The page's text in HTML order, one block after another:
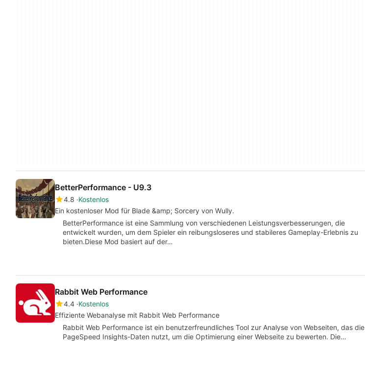
BetterPerformance - U9.3
4.8 Kostenlos
Ein kostenloser Mod für Blade &amp; Sorcery von Wully.
BetterPerformance ist eine Sammlung von verschiedenen Leistungsverbesserungen, die
entwickelt wurden, um dem Spieler ein reibungsloseres und stabileres Gameplay-Erlebnis zu
bieten.Diese Mod basiert auf der…
Rabbit Web Performance
4.4 Kostenlos
Effiziente Webanalyse mit Rabbit Web Performance
Rabbit Web Performance ist ein benutzerfreundliches Tool zur Analyse von Webseiten, das die
PageSpeed Insights-Daten nutzt, um die Optimierung einer Webseite zu bewerten. Die…